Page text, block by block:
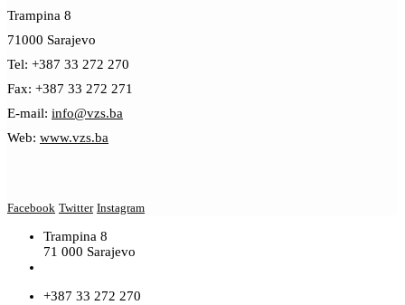
Trampina 8
71000 Sarajevo
Tel: +387 33 272 270
Fax: +387 33 272 271
E-mail: info@vzs.ba
Web: www.vzs.ba
Facebook Twitter Instagram
Trampina 8
71 000 Sarajevo
+387 33 272 270